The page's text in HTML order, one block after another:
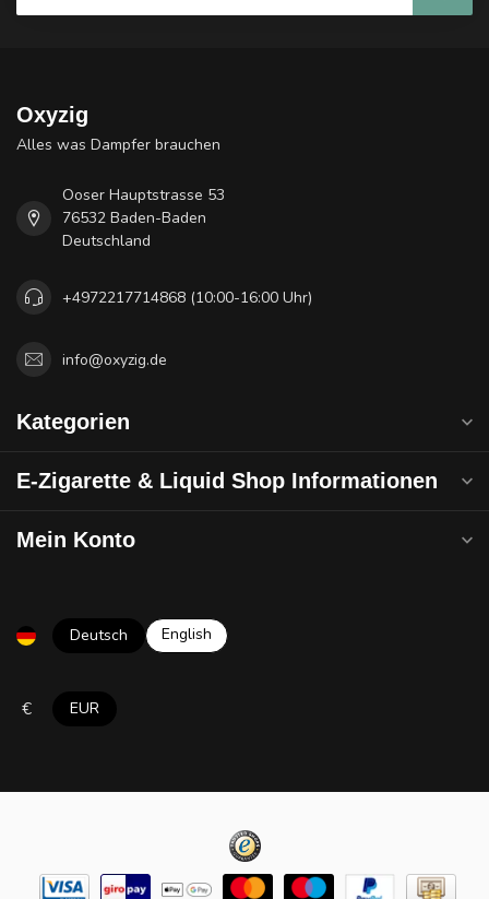
Oxyzig
Alles was Dampfer brauchen
Ooser Hauptstrasse 53
76532 Baden-Baden
Deutschland
+4972217714868 (10:00-16:00 Uhr)
info@oxyzig.de
Kategorien
E-Zigarette & Liquid Shop Informationen
Mein Konto
Deutsch English
€ EUR